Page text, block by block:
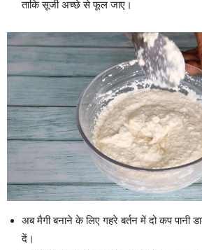
ताकि सूजी अच्छे से फूल जाए।
अब मैगी बनाने के लिए गहरे बर्तन में दो कप पानी
दें।